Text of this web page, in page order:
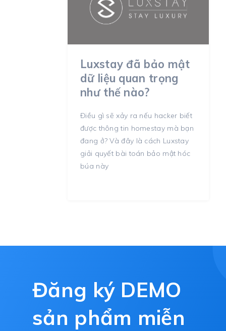
Luxstay đã bảo mật
dữ liệu quan trọng
như thế nào?
Điều gì sẽ xảy ra nếu hacker biết
được thông tin homestay mà bạn
đang ở? Và đây là cách Luxstay
giải quyết bài toán bảo mật hóc
búa này
Đăng ký DEMO
sản phẩm miễn